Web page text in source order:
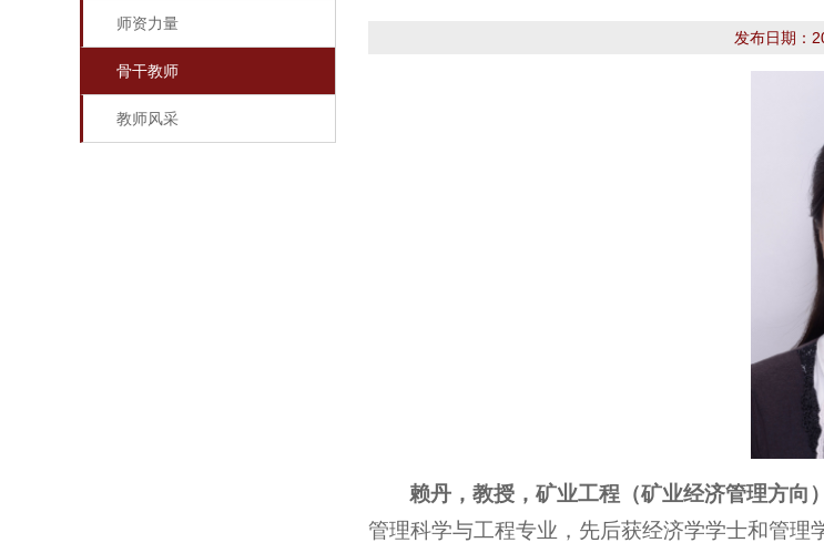
师资力量
骨干教师
教师风采
发布日期
赖丹，教授，矿业工程（矿业经济管理方向
管理科学与工程专业，先后获经济学学士和管